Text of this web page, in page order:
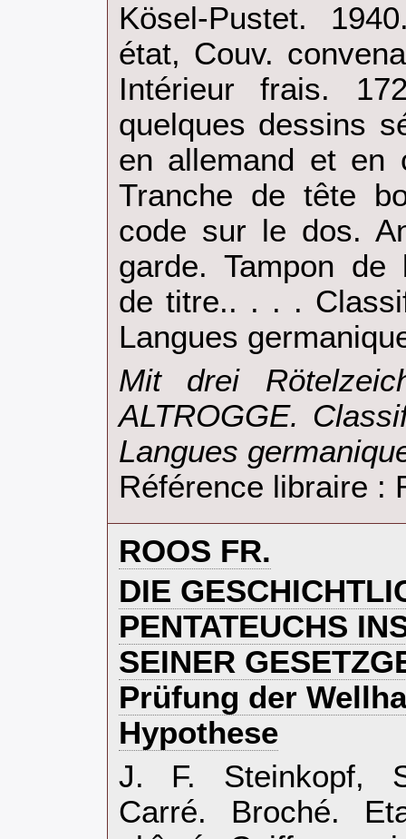
‎Kösel-Pustet.
état, Couv.
Intérieur frais.
quelques dessins
en allemand et en
Tranche de tête
code sur le dos.
garde. Tampon de
de titre.. . . .
Langues
‎Mit drei
ALTROGGE.
Langues
Référence libraire :
‎ROOS FR.‎
‎DIE
PENTATEUCHS
SEINER
Prüfung der
Hypothese‎
‎J. F. Steinkopf,
Carré. Broché.